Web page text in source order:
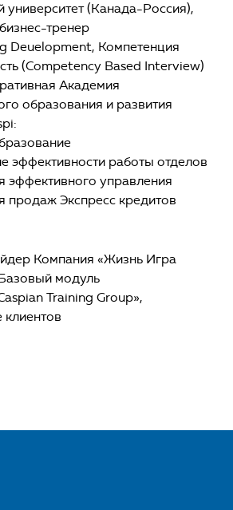
университет (Канада-Россия),
тренер
Deuelopment, Компетенция
(Competency Based Interview)
Академия
образования и развития
эффективности работы отделов
эффективного управления
продаж Экспресс кредитов
Компания «Жизнь Игра
модуль
Training Group»,